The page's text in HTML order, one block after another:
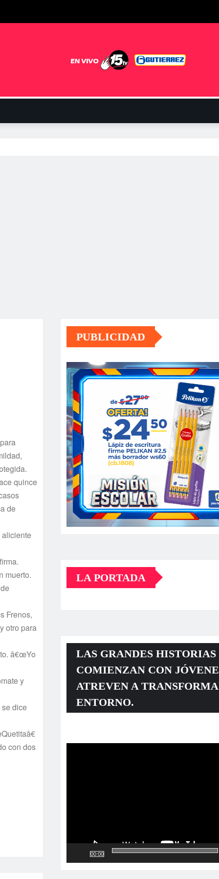
quince
de
aliciente
muerto.
Frenos,
otro para
â€œYo
y
dice
con dos
PUBLICIDAD
LA PORTADA
LAS GRANDES HISTORIAS
COMIENZAN CON
ATREVEN A
ENTORNO.
00:00